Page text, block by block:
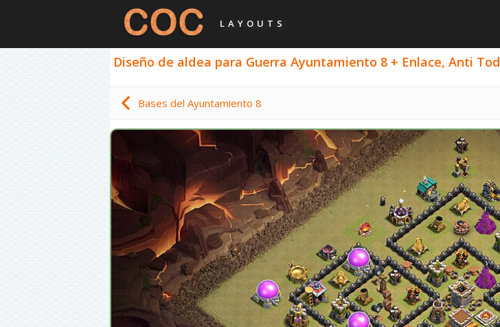
LAYOUTS
Diseño de aldea para Guerra Ayuntamiento 8 + Enlace, Anti
Bases del Ayuntamiento 8